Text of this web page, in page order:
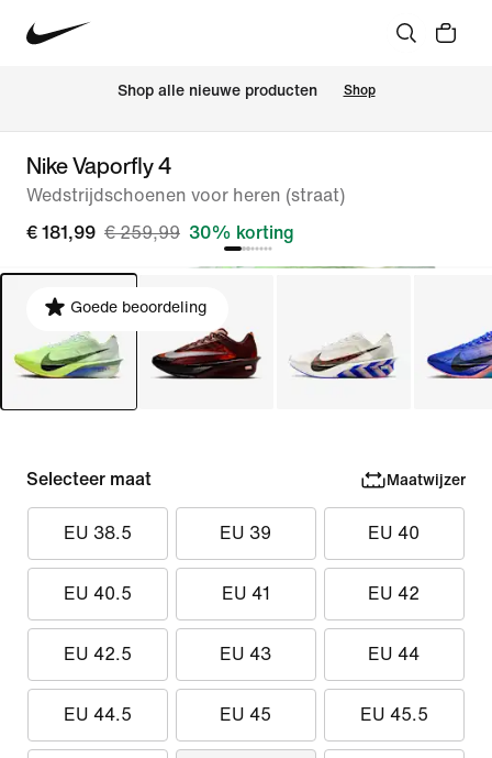
Shop alle nieuwe producten Shop
Nike Vaporfly 4
Wedstrijdschoenen voor heren (straat)
€ 181,99 € 259,99 30% korting
Goede beoordeling
Selecteer maat Maatwijzer
EU 38.5 EU 39 EU 40
EU 40.5 EU 41 EU 42
EU 42.5 EU 43 EU 44
EU 44.5 EU 45 EU 45.5